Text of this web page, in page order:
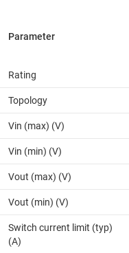
Rating
Topology
Vin (max) (V)
Vin (min) (V)
Vout (max) (V)
Vout (min) (V)
Switch current limit (typ)
(A)